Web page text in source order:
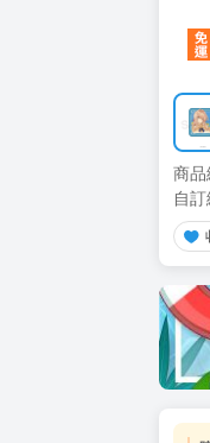
商品
自